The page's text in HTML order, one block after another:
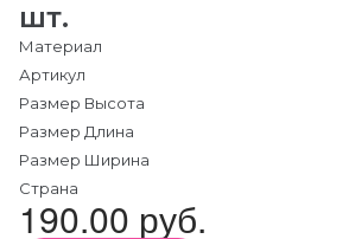
шт.
Материал
Артикул
Размер Высота
Размер Длина
Размер Ширина
Страна
190.00 руб.